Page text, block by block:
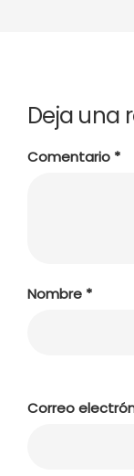
Deja una
Comentario *
Nombre *
Correo